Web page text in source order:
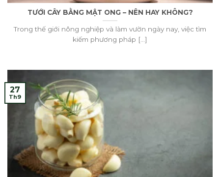
TƯỚI CÂY BẰNG MẬT ONG – NÊN HAY KHÔNG?
Trong thế giới nông nghiệp và làm vườn ngày nay, việc tìm
kiếm phương pháp [...]
27
Th9